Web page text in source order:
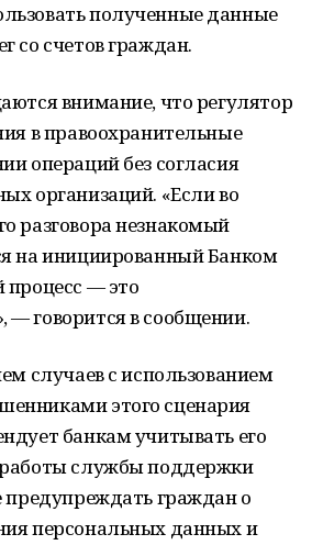
полученные данные
со счетов граждан.
внимание, что регулятор
в правоохранительные
операций без согласия
организаций. «Если во
разговора незнакомый
на инициированный Банком
процесс — это
говорится в сообщении.
случаев с использованием
этого сценария
банкам учитывать его
службы поддержки
предупреждать граждан о
персональных данных и